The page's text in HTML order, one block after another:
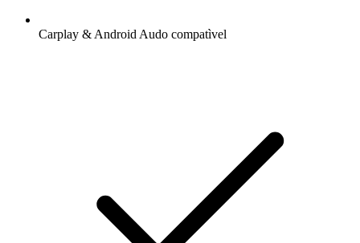
Carplay & Android Audo compatìvel